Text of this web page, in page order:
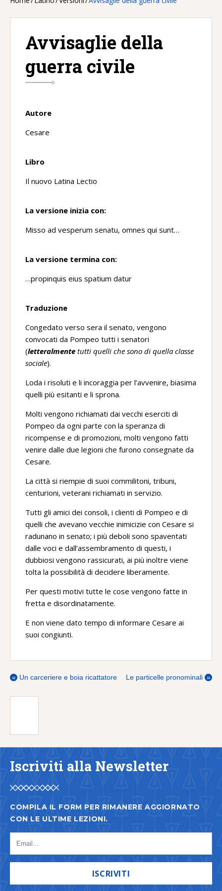
Avvisaglie della
guerra civile
Autore
Cesare
Libro
Il nuovo Latina Lectio
La versione inizia con:
Misso ad vesperum senatu, omnes qui sunt…
La versione termina con:
…propinquis eius spatium datur
Traduzione
Congedato verso sera il senato, vengono
convocati da Pompeo tutti i senatori
(letteralmente tutti quelli che sono di quella classe
sociale).
Loda i risoluti e li incoraggia per l’avvenire, biasima
quelli più esitanti e li sprona.
Molti vengono richiamati dai vecchi eserciti di
Pompeo da ogni parte con la speranza di
ricompense e di promozioni, molti vengono fatti
venire dalle due legioni che furono consegnate da
Cesare.
La città si riempie di suoi commilitoni, tribuni,
centurioni, veterani richiamati in servizio.
Tutti gli amici dei consoli, i clienti di Pompeo e di
quelli che avevano vecchie inimicizie con Cesare si
radunano in senato; i più deboli sono spaventati
dalle voci e dall’assembramento di questi, i
dubbiosi vengono rassicurati, ai più inoltre viene
tolta la possibilità di decidere liberamente.
Per questi motivi tutte le cose vengono fatte in
fretta e disordinatamente.
E non viene dato tempo di informare Cesare ai
suoi congiunti.
« Un carceriere e boia ricattatore Le particelle pronominali »
Iscriviti alla Newsletter
COMPILA IL FORM PER RIMANERE AGGIORNATO
CON LE ULTIME LEZIONI.
ISCRIVITI